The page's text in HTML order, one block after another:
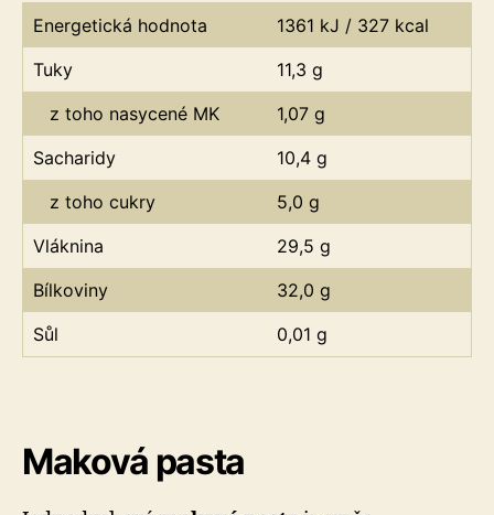
Energetická hodnota
1361 kJ / 327 kcal
Tuky
11,3 g
z toho nasycené MK
1,07 g
Sacharidy
10,4 g
z toho cukry
5,0 g
Vláknina
29,5 g
Bílkoviny
32,0 g
Sůl
0,01 g
Maková pasta